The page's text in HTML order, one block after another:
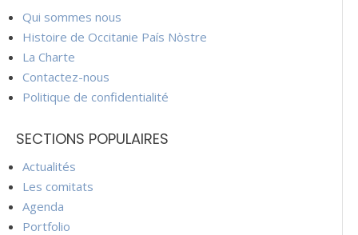
Qui sommes nous
Histoire de Occitanie País Nòstre
La Charte
Contactez-nous
Politique de confidentialité
SECTIONS POPULAIRES
Actualités
Les comitats
Agenda
Portfolio